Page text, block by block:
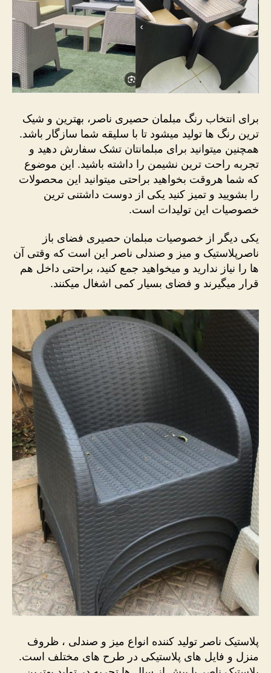
برای انتخاب رنگ مبلمان حصیری ناصر، بهترین و شیک
ترین رنگ ها تولید میشود تا با سلیقه شما سازگار باشد.
همچنین میتوانید برای مبلمانتان تشک سفارش دهید و
تجربه راحت ترین نشیمن را داشته باشید. این موضوع
که شما هروقت بخواهید براحتی میتوانید این محصولات
را بشویید و تمیز کنید یکی از دوست داشتنی ترین
خصوصیات این تولیدات است.
یکی دیگر از خصوصیات مبلمان حصیری فضای باز
ناصرپلاستیک و میز و صندلی ناصر این است که وقتی آن
ها را نیاز ندارید و میخواهید جمع کنید، براحتی داخل هم
قرار میگیرند و فضای بسیار کمی اشغال میکنند.
پلاستیک ناصر تولید کننده انواع میز و صندلی ، ظروف
منزل و فایل های پلاستیکی در طرح های مختلف است.